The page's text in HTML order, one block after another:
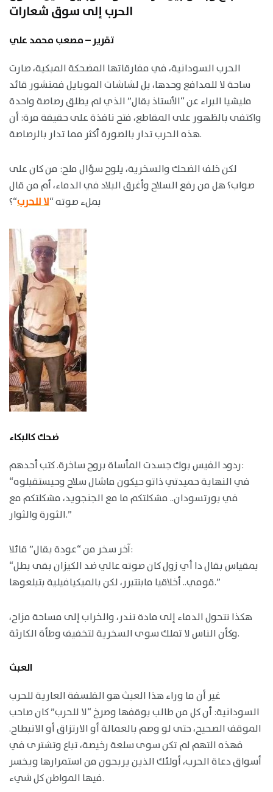
الحرب إلى سوق شعارات
تقرير – مصعب محمد علي
الحرب السودانية، في مفارقاتها المضحكة المبكية، صارت
ساحة لا للمدافع وحدها، بل لشاشات الموبايل فمنشور قائد
مليشيا البراء عن “الأستاذ بقال” الذي لم يطلق رصاصة واحدة
واكتفى بالظهور على المقاطع، فتح نافذة على حقيقة مرة: أن
هذه الحرب تدار بالصورة أكثر مما تدار بالرصاصة.
لكن خلف الضحك والسخرية، يلوح سؤال ملح: من كان على
صواب؟ هل من رفع السلاح وأغرق البلاد في الدماء، أم من قال
بملء صوته “لا للحرب“؟
ضحك كالبكاء
ردود الفيس بوك جسدت المأساة بروح ساخرة. كتب أحدهم:
“في النهاية حميدتي ذاتو حيكون ماشال سلاح وحيستقبلوه
في بورتسودان.. مشكلتكم ما مع الجنجويد، مشكلتكم مع
الثورة والثوار.”
آخر سخر من “عودة بقال” قائلا:
“بمقياس بقال دا أي زول كان صوته عالي ضد الكيزان بقى بطل
قومي.. أخلاقيا مابتتبرر، لكن بالميكيافيلية بتبلعوها.”
هكذا تتحول الدماء إلى مادة تندر، والخراب إلى مساحة مزاح،
وكأن الناس لا تملك سوى السخرية لتخفيف وطأة الكارثة.
العبث
غير أن ما وراء هذا العبث هو الفلسفة العارية للحرب
السودانية: أن كل من طالب بوقفها وصرخ “لا للحرب” كان صاحب
الموقف الصحيح، حتى لو وصم بالعمالة أو الارتزاق أو الانبطاح.
فهذه التهم لم تكن سوى سلعة رخيصة، تباع وتشترى في
أسواق دعاة الحرب، أولئك الذين يربحون من استمرارها ويخسر
فيها المواطن كل شيء.